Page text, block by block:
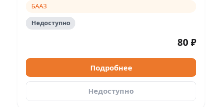
БААЗ
Недоступно
80 ₽
Подробнее
Недоступно